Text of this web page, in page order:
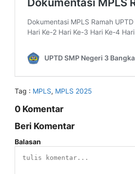
Tag : MPLS, MPLS 2025
0 Komentar
Beri Komentar
Balasan